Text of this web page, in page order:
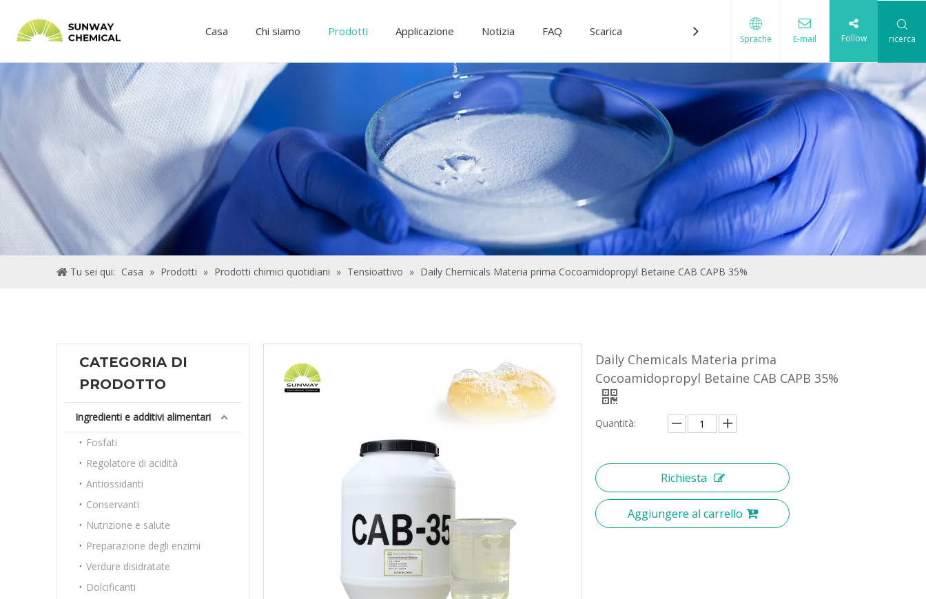
Casa Chi siamo Prodotti Applicazione Notizia FAQ Scarica Contattaci
Sprache E-mail Follow ricerca
Tu sei qui: Casa » Prodotti » Prodotti chimici quotidiani » Tensioattivo » Daily Chemicals Materia prima Cocoamidopropyl Betaine CAB CAPB 35%
CATEGORIA DI
PRODOTTO
Ingredienti e additivi alimentari
Fosfati
Regolatore di acidità
Antiossidanti
Conservanti
Nutrizione e salute
Preparazione degli enzimi
Verdure disidratate
Dolcificanti
Daily Chemicals Materia prima
Cocoamidopropyl Betaine CAB CAPB 35%
Quantità:
Richiesta
Aggiungere al carrello